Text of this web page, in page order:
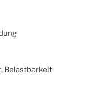
Belastbarkeit